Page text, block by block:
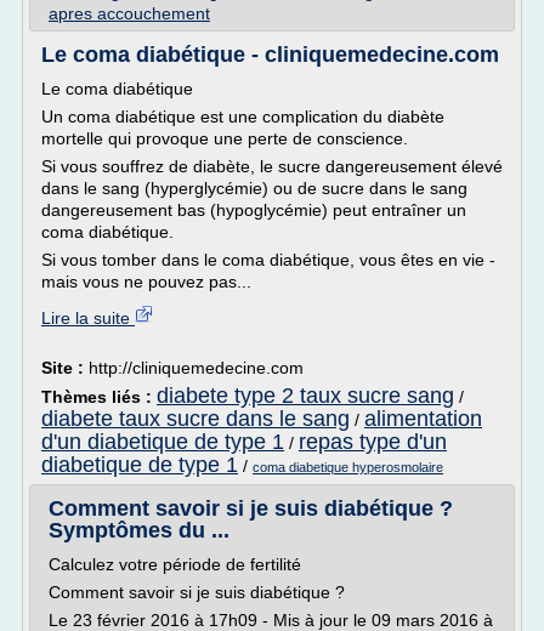
apres accouchement
Le coma diabétique - cliniquemedecine.com
Le coma diabétique
Un coma diabétique est une complication du diabète
mortelle qui provoque une perte de conscience.
Si vous souffrez de diabète, le sucre dangereusement élevé
dans le sang (hyperglycémie) ou de sucre dans le sang
dangereusement bas (hypoglycémie) peut entraîner un
coma diabétique.
Si vous tomber dans le coma diabétique, vous êtes en vie -
mais vous ne pouvez pas...
Lire la suite
Site : http://cliniquemedecine.com
Thèmes liés : diabete type 2 taux sucre sang /
diabete taux sucre dans le sang / alimentation
d'un diabetique de type 1 / repas type d'un
diabetique de type 1 / coma diabetique hyperosmolaire
Comment savoir si je suis diabétique ?
Symptômes du ...
Calculez votre période de fertilité
Comment savoir si je suis diabétique ?
Le 23 février 2016 à 17h09 - Mis à jour le 09 mars 2016 à